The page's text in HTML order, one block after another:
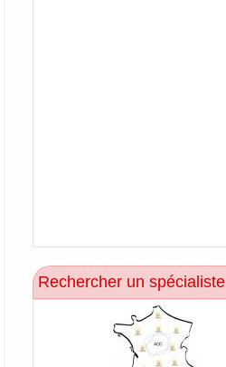
Rechercher un spécialiste